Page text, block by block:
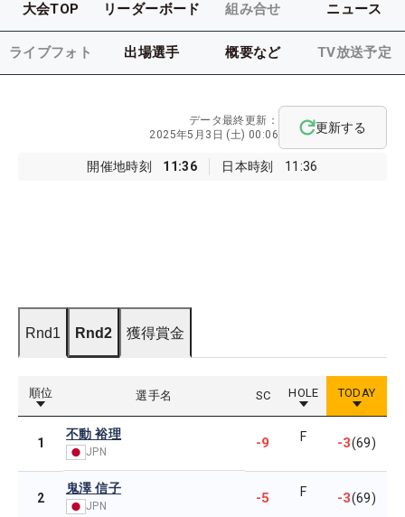
大会TOP リーダーボード 組み合せ ニュース
ライブフォト 出場選手 概要など TV放送予定
開催地時刻 11:36 日本時刻 11:36
データ最終更新：
2025年5月3日 (土) 00:06
更新する
Rnd1 Rnd2 獲得賞金
順位 選手名 SC HOLE TODAY
1
不動 裕理
JPN
-9 F -3(69)
2
鬼澤 信子
JPN -5 F -3(69)